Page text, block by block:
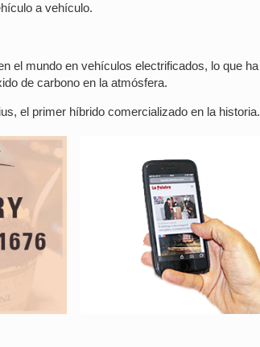
a vehículo.
el mundo en vehículos electrificados, lo que ha
de carbono en la atmósfera.
el primer híbrido comercializado en la historia.